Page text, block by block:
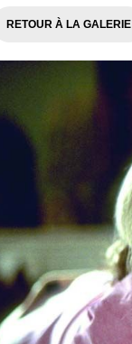
RETOUR À LA GALERIE